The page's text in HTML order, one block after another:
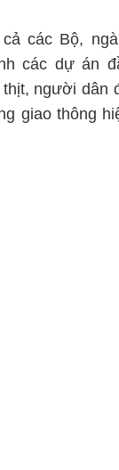
các Bộ,
các dự án
người dân
giao thông